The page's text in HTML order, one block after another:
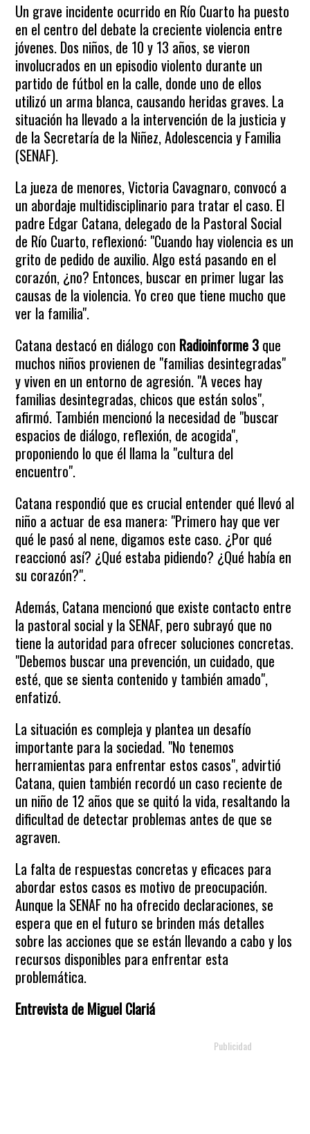
Un grave incidente ocurrido en Río Cuarto ha puesto
en el centro del debate la creciente violencia entre
jóvenes. Dos niños, de 10 y 13 años, se vieron
involucrados en un episodio violento durante un
partido de fútbol en la calle, donde uno de ellos
utilizó un arma blanca, causando heridas graves. La
situación ha llevado a la intervención de la justicia y
de la Secretaría de la Niñez, Adolescencia y Familia
(SENAF).
La jueza de menores, Victoria Cavagnaro, convocó a
un abordaje multidisciplinario para tratar el caso. El
padre Edgar Catana, delegado de la Pastoral Social
de Río Cuarto, reflexionó: "Cuando hay violencia es un
grito de pedido de auxilio. Algo está pasando en el
corazón, ¿no? Entonces, buscar en primer lugar las
causas de la violencia. Yo creo que tiene mucho que
ver la familia".
Catana destacó en diálogo con Radioinforme 3 que
muchos niños provienen de "familias desintegradas"
y viven en un entorno de agresión. "A veces hay
familias desintegradas, chicos que están solos",
afirmó. También mencionó la necesidad de "buscar
espacios de diálogo, reflexión, de acogida",
proponiendo lo que él llama la "cultura del
encuentro".
Catana respondió que es crucial entender qué llevó al
niño a actuar de esa manera: "Primero hay que ver
qué le pasó al nene, digamos este caso. ¿Por qué
reaccionó así? ¿Qué estaba pidiendo? ¿Qué había en
su corazón?".
Además, Catana mencionó que existe contacto entre
la pastoral social y la SENAF, pero subrayó que no
tiene la autoridad para ofrecer soluciones concretas.
"Debemos buscar una prevención, un cuidado, que
esté, que se sienta contenido y también amado",
enfatizó.
La situación es compleja y plantea un desafío
importante para la sociedad. "No tenemos
herramientas para enfrentar estos casos", advirtió
Catana, quien también recordó un caso reciente de
un niño de 12 años que se quitó la vida, resaltando la
dificultad de detectar problemas antes de que se
agraven.
La falta de respuestas concretas y eficaces para
abordar estos casos es motivo de preocupación.
Aunque la SENAF no ha ofrecido declaraciones, se
espera que en el futuro se brinden más detalles
sobre las acciones que se están llevando a cabo y los
recursos disponibles para enfrentar esta
problemática.
Entrevista de Miguel Clariá